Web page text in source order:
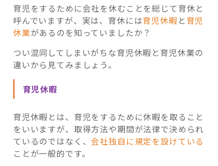
育児をするために会社を休むことを総じて育休と
呼んでいますが、実は、育休には育児休暇 と育児
休業があるのを知っていましたか？
つい混同してしまいがちな育児休暇と育児休業の
違いから見てみましょう。
育児休暇
育児休暇とは、育児をするために休暇を取ること
をいいますが、取得方法や期間が法律で決められ
ているのではなく、会社独自に規定を設けている
ことが一般的です。